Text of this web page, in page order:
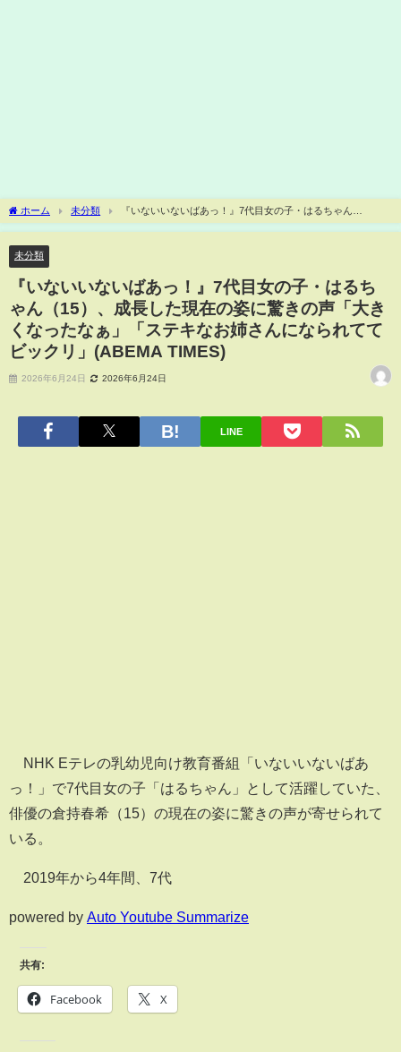
ホーム 未分類
『いないいないばあっ！』7代目女の子・はるちゃん
（15）、成長した現在の姿に驚きの声「大きくなったなぁ」「ステキなお姉さんにな
未分類
『いないいないばあっ！』7代目女の子・はるち
ゃん（15）、成長した現在の姿に驚きの声「大き
くなったなぁ」「ステキなお姉さんになられてて
ビックリ」(ABEMA TIMES)
2026年6月24日 2026年6月24日
LINE
NHK Eテレの乳幼児向け教育番組「いないいないばあ
っ！」で7代目女の子「はるちゃん」として活躍していた、
俳優の倉持春希（15）の現在の姿に驚きの声が寄せられて
いる。
2019年から4年間、7代
powered by Auto Youtube Summarize
共有:
Facebook X